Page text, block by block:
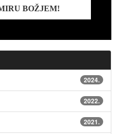
BOŽJEM!
2024.
2022.
2021.